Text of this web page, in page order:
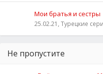
Мои братья и сестры
25.02.21, Турецкие
Не пропустите